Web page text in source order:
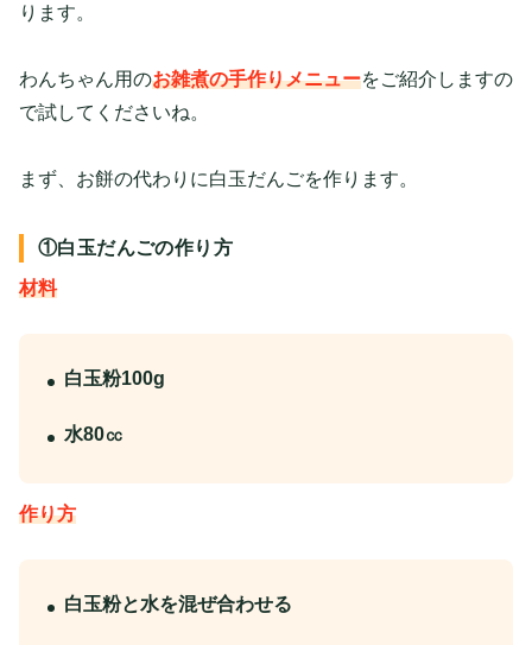
ります。
わんちゃん用のお雑煮の手作りメニューをご紹介しますの
で試してくださいね。
まず、お餅の代わりに白玉だんごを作ります。
①白玉だんごの作り方
材料
白玉粉100g
水80㏄
作り方
白玉粉と水を混ぜ合わせる